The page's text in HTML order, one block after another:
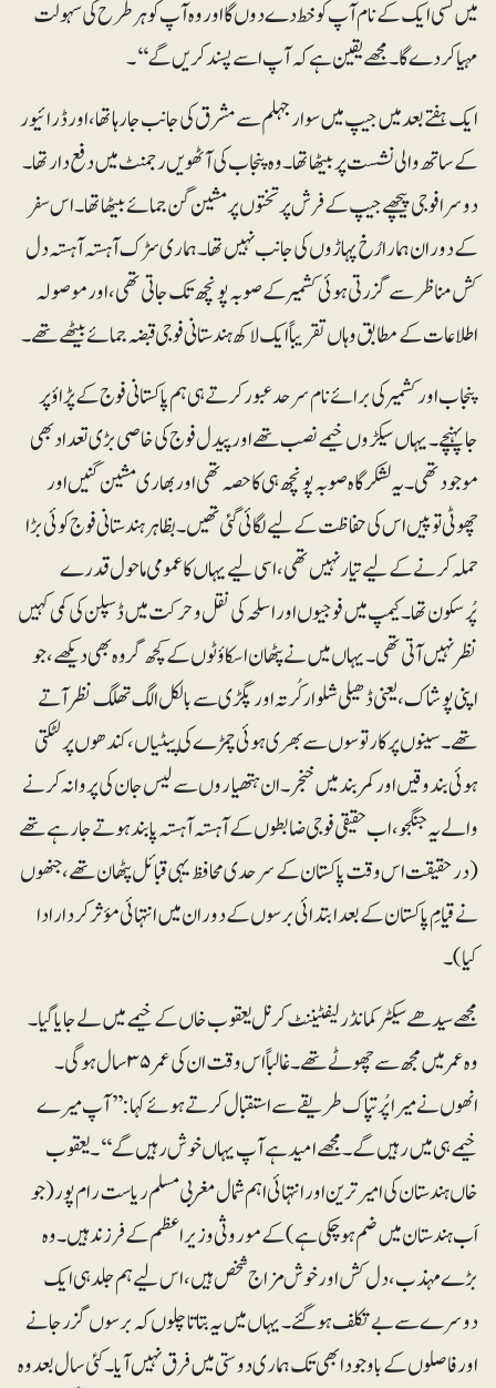
میں کسی ایک کے نام آپ کو خط دے دوں گا اور وہ آپ کو ہرطرح کی سہولت
مہیا کر دے گا۔ مجھے یقین ہے کہ آپ اسے پسند کریں گے‘‘۔
ایک ہفتے بعد میں جیپ میں سوار جہلم سے مشرق کی جانب جا رہا تھا، اور ڈرائیور
کے ساتھ والی نشست پر بیٹھا تھا۔ وہ پنجاب کی آٹھویں رجمنٹ میں دفع دار تھا۔
دوسرا فوجی پیچھے جیپ کے فرش پر تختوں پر مشین گن جمائے بیٹھا تھا۔ اس سفر
کے دوران ہمارا رُخ پہاڑوں کی جانب نہیں تھا۔ ہماری سڑک آہستہ آہستہ دل
کش مناظر سے گزرتی ہوئی کشمیر کے صوبہ پونچھ تک جاتی تھی، اور موصولہ
اطلاعات کے مطابق وہاں تقریباً ایک لاکھ ہندستانی فوجی قبضہ جمائے بیٹھے تھے۔
پنجاب اور کشمیر کی برائے نام سرحد عبور کرتے ہی ہم پاکستانی فوج کے پڑاؤ پر
جاپہنچے۔ یہاں سیکڑوں خیمے نصب تھے اور پیدل فوج کی خاصی بڑی تعداد بھی
موجود تھی۔ یہ لشکرگاہ صوبہ پونچھ ہی کا حصہ تھی اور بھاری مشین گنیں اور
چھوٹی توپیں اس کی حفاظت کے لیے لگائی گئی تھیں۔ بظاہر ہندستانی فوج کوئی بڑا
حملہ کرنے کے لیے تیار نہیں تھی، اسی لیے یہاں کا عمومی ماحول قدرے
پُرسکون تھا۔ کیمپ میں فوجیوں اور اسلحہ کی نقل و حرکت میں ڈسپلن کی کمی کہیں
نظر نہیں آتی تھی۔ یہاں میں نے پٹھان اسکاؤٹوں کے کچھ گروہ بھی دیکھے، جو
اپنی پوشاک، یعنی ڈھیلی شلوارکُرتہ اور پگڑی سے بالکل الگ تھلگ نظر آتے
تھے۔ سینوں پر کارتوسوں سے بھری ہوئی چمڑے کی پیٹیاں، کندھوں پر لٹکتی
ہوئی بندوقیں اور کمربند میں خنجر۔ ان ہتھیاروں سے لیس جان کی پروا نہ کرنے
والے یہ جنگجو، اب حقیقی فوجی ضابطوں کے آہستہ آہستہ پابند ہوتے جا رہے تھے
(درحقیقت اس وقت پاکستان کے سرحدی محافظ یہی قبائل پٹھان تھے، جنھوں
نے قیامِ پاکستان کے بعد ابتدائی برسوں کے دوران میں انتہائی مؤثر کردارادا
کیا)۔
مجھے سیدھے سیکٹر کمانڈر لیفٹیننٹ کرنل یعقوب خاں کے خیمے میں لے جایا گیا۔
وہ عمر میں مجھ سے چھوٹے تھے۔ غالباً اس وقت ان کی عمر ۳۵سال ہوگی۔
انھوں نے میرا پُرتپاک طریقے سے استقبال کرتے ہوئے کہا: ’’آپ میرے
خیمے ہی میں رہیں گے۔ مجھے امید ہے آپ یہاں خوش رہیں گے‘‘۔ یعقوب
خاں ہندستان کی امیرترین اور انتہائی اہم شمال مغربی مسلم ریاست رام پور (جو
اَب ہندستان میں ضم ہوچکی ہے) کے موروثی وزیراعظم کے فرزند ہیں۔ وہ
بڑے مہذب، دل کش اور خوش مزاج شخص ہیں، اس لیے ہم جلد ہی ایک
دوسرے سے بے تکلف ہوگئے۔ یہاں میں یہ بتاتا چلوں کہ برسوں گزر جانے
اور فاصلوں کے باوجود ابھی تک ہماری دوستی میں فرق نہیں آیا۔ کئی سال بعد وہ